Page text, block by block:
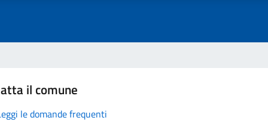
il comune
le domande frequenti